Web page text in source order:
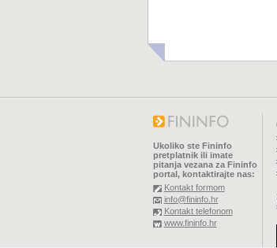
Ukoliko ste Fininfo
pretplatnik ili imate
pitanja vezana za Fininfo
portal, kontaktirajte nas:
Kontakt formom
info@fininfo.hr
Kontakt telefonom
www.fininfo.hr